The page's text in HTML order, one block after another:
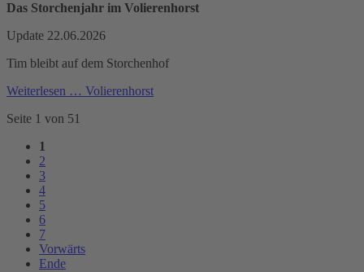
Das Storchenjahr im Volierenhorst
Update 22.06.2026
Tim bleibt auf dem Storchenhof
Weiterlesen … Volierenhorst
Seite 1 von 51
1
2
3
4
5
6
7
Vorwärts
Ende